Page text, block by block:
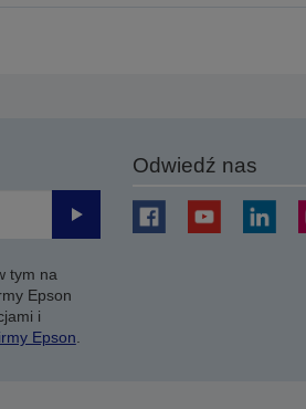
Prześlij
tym na
Epson
i
Epson.
Odwiedź nas